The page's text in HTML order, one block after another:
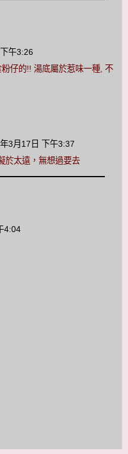
午3:26
仔的!! 湯底屬於惹味一種, 不
3月17日 下午3:37
於太遠，無想過要去
4:04